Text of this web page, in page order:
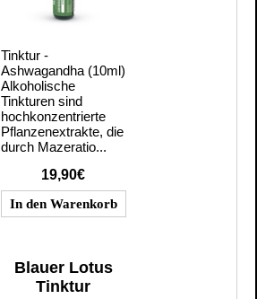
Tinktur -
Ashwagandha (10ml)
Alkoholische
Tinkturen sind
hochkonzentrierte
Pflanzenextrakte, die
durch Mazeratio...
19,90€
Blauer Lotus
Tinktur